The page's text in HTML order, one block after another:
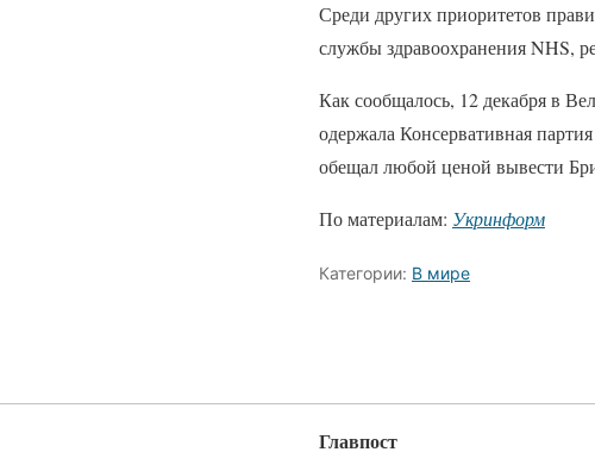
Среди других приоритетов
службы здравоохранения NHS,
Как сообщалось, 12 декабря в
одержала Консервативная
обещал любой ценой вывести
По материалам: Укринформ
Категории: В мире
Главпост